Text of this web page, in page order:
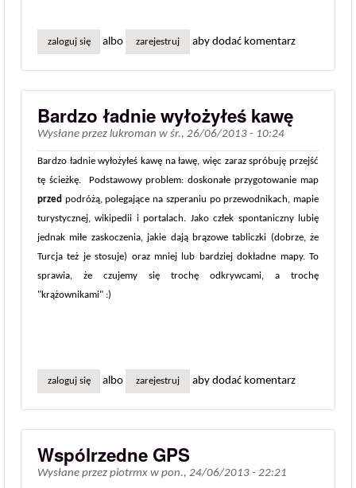
zaloguj się albo zarejestruj aby dodać komentarz
Bardzo ładnie wyłożyłeś kawę
Wysłane przez lukroman w śr., 26/06/2013 - 10:24
Bardzo ładnie wyłożyłeś kawę na ławę, więc zaraz spróbuję przejść
tę ścieżkę. Podstawowy problem: doskonałe przygotowanie map
przed podróżą, polegające na szperaniu po przewodnikach, mapie
turystycznej, wikipedii i portalach. Jako człek spontaniczny lubię
jednak miłe zaskoczenia, jakie dają brązowe tabliczki (dobrze, że
Turcja też je stosuje) oraz mniej lub bardziej dokładne mapy. To
sprawia, że czujemy się trochę odkrywcami, a trochę
"krążownikami" :)
zaloguj się albo zarejestruj aby dodać komentarz
Wspólrzedne GPS
Wysłane przez piotrmx w pon., 24/06/2013 - 22:21